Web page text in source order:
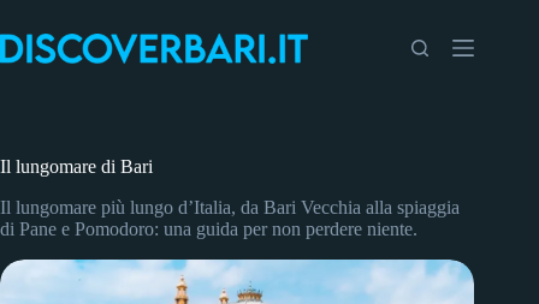
al
contenuto
Il lungomare di Bari
Il lungomare più lungo d’Italia, da Bari Vecchia alla spiaggia
di Pane e Pomodoro: una guida per non perdere niente.